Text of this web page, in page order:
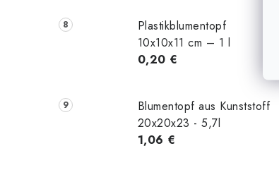
Plastikblumentopf
10x10x11 cm – 1 l
0,20 €
Blumentopf aus Kunststoff
20x20x23 - 5,7l
1,06 €